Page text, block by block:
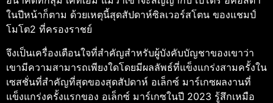
ในปีหน้าก็ตาม ด้วยเหตุนี้สุดสัปดาห์ซิลเวอร์สโตน ของแชมป์
โมโต2 ที่ครองราชย์
จึงเป็นเครื่องเตือนใจที่สําคัญสําหรับผู้บังคับบัญชาของเขาว่า
เขามีความสามารถเพียงใดโดยมีผลลัพธ์ที่แข็งแกร่งสามครั้งใน
เซสชั่นที่สําคัญที่สุดของสุดสัปดาห์ อเล็กซ์ มาร์เกซผลงานที่
แข็งแกร่งครั้งแรกของ อเล็กซ์ มาร์เกซในปี 2023 รู้สึกเหมือ